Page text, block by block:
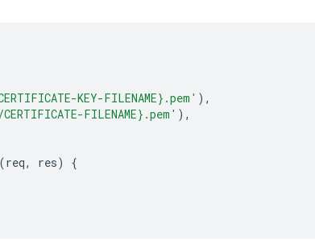
KEY-FILENAME}.pem' ),
FILENAME}.pem' ),
(req, res)
{